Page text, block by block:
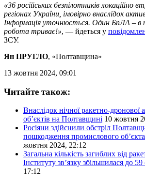
«36 російських безпілотників локаційно
регіонах України, імовірно внаслідок
Інформація уточнюється. Один БпЛА – в
робота триває!», — йдеться у
ЗСУ.
Ян ПРУГЛО, «Полтавщина»
13 жовтня 2024, 09:01
Читайте також:
Внаслідок нічної ракетно-дронової
об’єктів на Полтавщині 10 жовтня
Росіяни здійснили обстріл
пошкодження промислового
жовтня 2024, 22:12
Загальна кількість загиблих від
Інституту зв’язку збільшилася до 59
17:12